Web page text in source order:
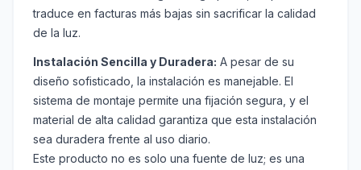
traduce en facturas más bajas sin sacrificar la calidad
de la luz.
Instalación Sencilla y Duradera: A pesar de su
diseño sofisticado, la instalación es manejable. El
sistema de montaje permite una fijación segura, y el
material de alta calidad garantiza que esta instalación
sea duradera frente al uso diario.
Este producto no es solo una fuente de luz; es una